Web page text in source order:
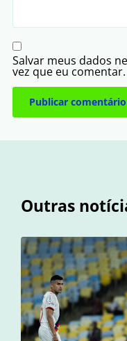
Salvar meus dados
vez que eu comentar.
Outras